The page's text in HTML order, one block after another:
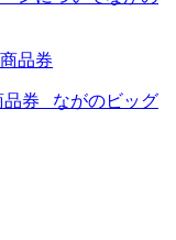
品券
品券 ながのビッグ